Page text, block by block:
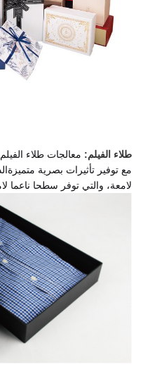
طلاء الفيلم:
لامعة، والتي توفر سطحا ناعما